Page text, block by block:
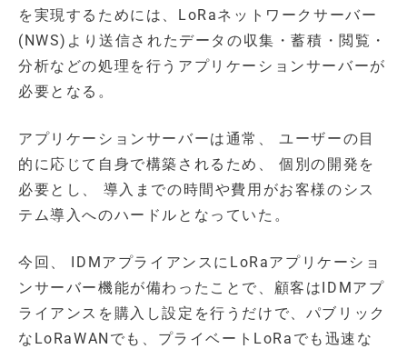
を実現するためには、LoRaネットワークサーバー
(NWS)より送信されたデータの収集・蓄積・閲覧・
分析などの処理を行うアプリケーションサーバーが
必要となる。
アプリケーションサーバーは通常、 ユーザーの目
的に応じて自身で構築されるため、 個別の開発を
必要とし、 導入までの時間や費用がお客様のシス
テム導入へのハードルとなっていた。
今回、 IDMアプライアンスにLoRaアプリケーショ
ンサーバー機能が備わったことで、顧客はIDMアプ
ライアンスを購入し設定を行うだけで、パブリック
なLoRaWANでも、プライベートLoRaでも迅速な